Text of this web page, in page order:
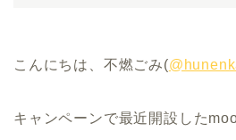
こんにちは、不燃ごみ(
キャンペーンで最近開設した